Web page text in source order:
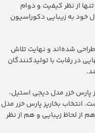
از نظر کیفیت و دوام
خود به زیبایی دکوراسیون
طراحی شده‌اند و نهایت تلاش
در رقابت با تولیدکنندگان
پارس خزر مدل دیجی استیل‬،
انتخاب ‫بخارپز پارس خزر مدل
از لحاظ زیبایی و هم از نظر